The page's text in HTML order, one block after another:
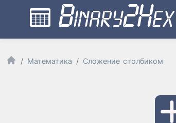
Математика Сложение столбиком